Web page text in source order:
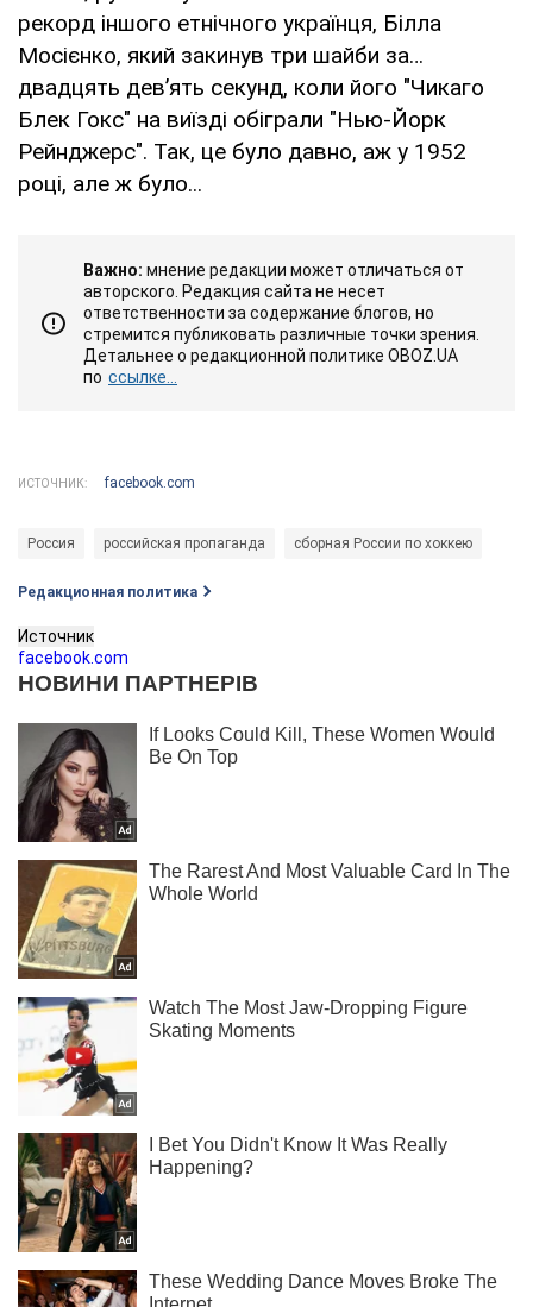
рекорд іншого етнічного українця, Білла
Мосієнко, який закинув три шайби за…
двадцять девʼять секунд, коли його "Чикаго
Блек Гокс" на виїзді обіграли "Нью-Йорк
Рейнджерс". Так, це було давно, аж у 1952
році, але ж було...
Важно: мнение редакции может отличаться от
авторского. Редакция сайта не несет
ответственности за содержание блогов, но
стремится публиковать различные точки зрения.
Детальнее о редакционной политике OBOZ.UA
по ссылке...
ИСТОЧНИК: facebook.com
Россия российская пропаганда сборная России по хоккею
Редакционная политика
Источник
facebook.com